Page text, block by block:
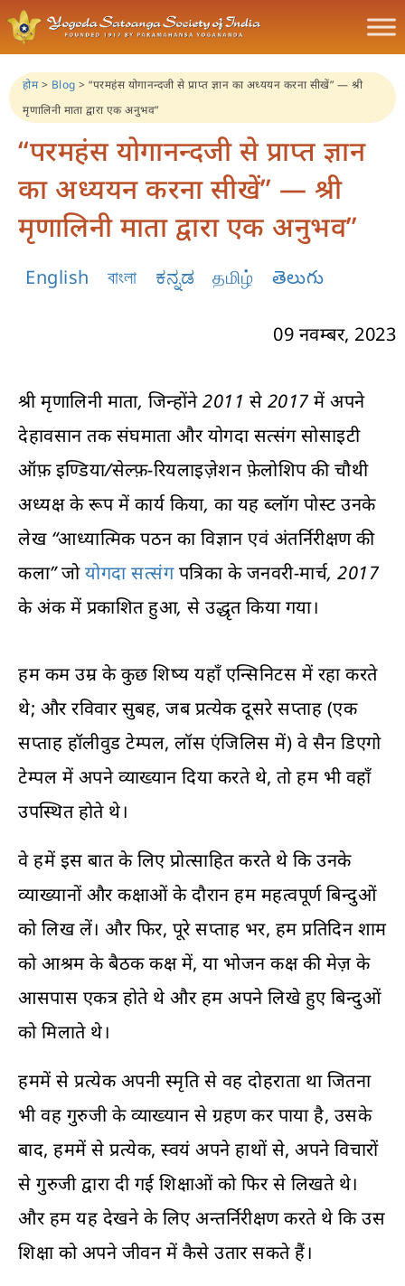
होम> Blog > “परमहंस योगानन्दजी से प्राप्त ज्ञान का अध्ययन करना सीखें” — श्री
मृणालिनी माता द्वारा एक अनुभव”
“परमहंस योगानन्दजी से प्राप्त ज्ञान
का अध्ययन करना सीखें” — श्री
मृणालिनी माता द्वारा एक अनुभव”
English বাংলা ಕನ್ನಡ தமிழ் తెలుగు
09 नवम्बर, 2023
श्री मृणालिनी माता, जिन्होंने 2011 से 2017 में अपने
देहावसान तक संघमाता और योगदा सत्संग सोसाइटी
ऑफ़ इण्डिया/सेल्फ़-रियलाइज़ेशन फ़ेलोशिप की चौथी
अध्यक्ष के रूप में कार्य किया, का यह ब्लॉग पोस्ट उनके
लेख “आध्यात्मिक पठन का विज्ञान एवं अंतर्निरीक्षण की
कला” जोयोगदा सत्संगपत्रिका के जनवरी-मार्च, 2017
के अंक में प्रकाशित हुआ, से उद्धृत किया गया।
हम कम उम्र के कुछ शिष्य यहाँ एन्सिनिटस में रहा करते
थे; और रविवार सुबह, जब प्रत्येक दूसरे सप्ताह (एक
सप्ताह हॉलीवुड टेम्पल, लॉस एंजिलिस में) वे सैन डिएगो
टेम्पल में अपने व्याख्यान दिया करते थे, तो हम भी वहाँ
उपस्थित होते थे।
वे हमें इस बात के लिए प्रोत्साहित करते थे कि उनके
व्याख्यानों और कक्षाओं के दौरान हम महत्वपूर्ण बिन्दुओं
को लिख लें। और फिर, पूरे सप्ताह भर, हम प्रतिदिन शाम
को आश्रम के बैठक कक्ष में, या भोजन कक्ष की मेज़ के
आसपास एकत्र होते थे और हम अपने लिखे हुए बिन्दुओं
को मिलाते थे।
हममें से प्रत्येक अपनी स्मृति से वह दोहराता था जितना
भी वह गुरुजी के व्याख्यान से ग्रहण कर पाया है, उसके
बाद, हममें से प्रत्येक, स्वयं अपने हाथों से, अपने विचारों
से गुरुजी द्वारा दी गई शिक्षाओं को फिर से लिखते थे।
और हम यह देखने के लिए अन्तर्निरीक्षण करते थे कि उस
शिक्षा को अपने जीवन में कैसे उतार सकते हैं।